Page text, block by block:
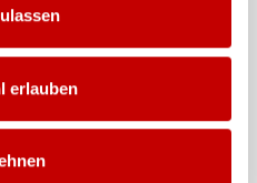
erlauben